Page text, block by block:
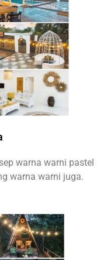
warna warni pastel
warna warni juga.